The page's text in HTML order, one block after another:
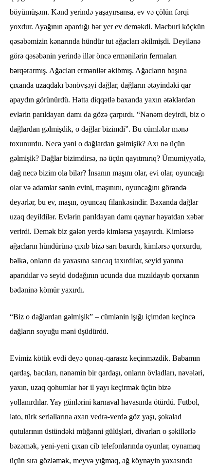
böyümüşəm. Kənd yerində yaşayırsansa, ev və çölün fərqi
yoxdur. Ayağının apardığı hər yer ev deməkdi. Məcburi köçkün
qəsəbəmizin kənarında hündür tut ağacları əkilmişdi. Deyilənə
görə qəsəbənin yerində illər öncə ermənilərin fermaları
bərqərarmış. Ağacları ermənilər əkibmış. Ağacların başına
çıxanda uzaqdakı bənövşəyi dağlar, dağların ətəyindəki qar
apaydın görünürdü. Hətta diqqətlə baxanda yaxın ətəklərdən
evlərin parıldayan damı da gözə çarpırdı. “Nənəm deyirdi, biz o
dağlardan gəlmişdik, o dağlar bizimdi”. Bu cümlələr mənə
toxunurdu. Necə yəni o dağlardan gəlmişik? Axı nə üçün
gəlmişik? Dağlar bizimdirsə, nə üçün qayıtmırıq? Ümumiyyətlə,
dağ necə bizim ola bilər? İnsanın maşını olar, evi olar, oyuncağı
olar və adamlar sənin evini, maşınını, oyuncağını görəndə
deyərlər, bu ev, maşın, oyuncaq filankəsindir. Baxanda dağlar
uzaq deyildilər. Evlərin parıldayan damı qaynar həyatdan xəbər
verirdi. Demək biz gələn yerdə kimlərsə yaşayırdı. Kimlərsə
ağacların hündürünə çıxıb bizə sarı baxırdı, kimlərsə qorxurdu,
bəlkə, onların da yaxasına sancaq taxırdılar, seyid yanına
aparıdılar və seyid dodağının ucunda dua mızıldayıb qorxanın
bədəninə kömür yaxırdı.
“Biz o dağlardan gəlmişik” – cümlənin işığı içimdən keçincə
dağların soyuğu məni üşüdürdü.
Evimiz kötük evdi deyə qonaq-qarasız keçinməzdik. Babamın
qardaş, bacıları, nənəmin bir qardaşı, onların övladları, nəvələri,
yaxın, uzaq qohumlar hər il yayı keçirmək üçün bizə
yollanırdılar. Yay günlərini karnaval havasında ötürdü. Futbol,
lato, türk seriallarına axan vedrə-verdə göz yaşı, şokalad
qutularının üstündəki müğənni gülüşləri, divarları o şəkillərlə
bəzəmək, yeni-yeni çıxan cib telefonlarında oyunlar, oynamaq
üçün sıra gözləmək, meyvə yığmaq, ağ köynəyin yaxasında